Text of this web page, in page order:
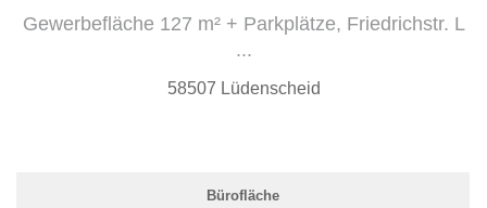
Gewerbefläche 127 m² + Parkplätze, Friedrichstr. L
...
58507 Lüdenscheid
Bürofläche